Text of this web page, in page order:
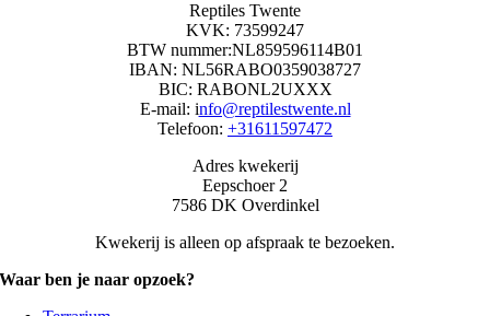
Reptiles Twente
KVK: 73599247
BTW nummer:NL859596114B01
IBAN: NL56RABO0359038727
BIC: RABONL2UXXX
E-mail: info@reptilestwente.nl
Telefoon: +31611597472
Adres kwekerij
Eepschoer 2
7586 DK Overdinkel
Kwekerij is alleen op afspraak te bezoeken.
Waar ben je naar opzoek?